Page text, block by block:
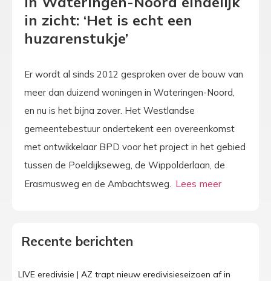
in zicht: ‘Het is echt een
huzarenstukje’
Er wordt al sinds 2012 gesproken over de bouw van
meer dan duizend woningen in Wateringen-Noord,
en nu is het bijna zover. Het Westlandse
gemeentebestuur ondertekent een overeenkomst
met ontwikkelaar BPD voor het project in het gebied
tussen de Poeldijkseweg, de Wippolderlaan, de
Erasmusweg en de Ambachtsweg.
Recente berichten
LIVE eredivisie | AZ trapt nieuw eredivisieseizoen af in